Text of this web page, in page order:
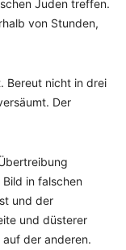
Juden treffen.
von Stunden,
Bereut nicht in drei
Der
in falschen
und der
und düsterer
der anderen.